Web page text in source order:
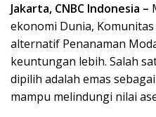
Jakarta, CNBC Indonesia –
ekonomi Dunia,
alternatif Penanaman
keuntungan lebih. Salah
dipilih adalah emas
mampu melindungi nilai